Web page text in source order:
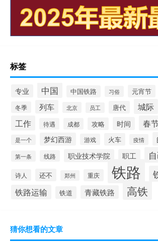
标签
专业 中国 中国铁路 习俗 元宵节
冬季 列车 北京 员工 唐代 城际
工作 待遇 成都 攻略 时间 春
是一个 梦幻西游 游戏 火车 疫情
第一条 线路 职业技术学院 职工
诗人 还不 郑州 重庆 铁路
铁路运输 铁道 青藏铁路 高铁
猜你想看的文章